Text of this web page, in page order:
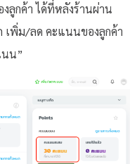
ลูกค้า ได้ที่หลังร้านผ่าน
เพิ่ม/ลด คะแนนของลูกค้า
นน”